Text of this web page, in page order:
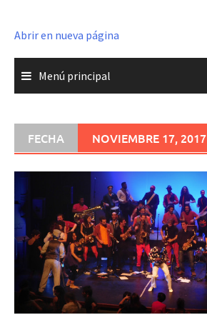
Abrir en nueva página
Menú principal
FECHA NOVIEMBRE 17, 2017